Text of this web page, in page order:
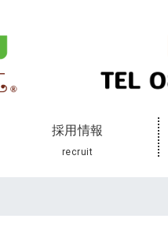
採用情報
recruit